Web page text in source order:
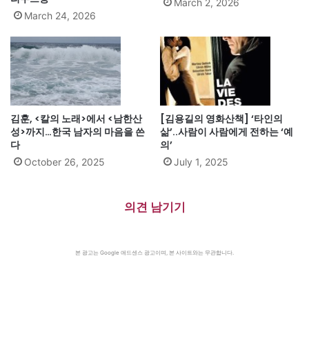
March 24, 2026
March 2, 2026
김훈, <칼의 노래>에서 <남한산
성>까지…한국 남자의 마음을 쓴
다
October 26, 2025
[김용길의 영화산책] ‘타인의
삶’..사람이 사람에게 전하는 ‘예
의’
July 1, 2025
의견 남기기
본 광고는 Google 애드센스 광고이며, 본 사이트와는 무관합니다.